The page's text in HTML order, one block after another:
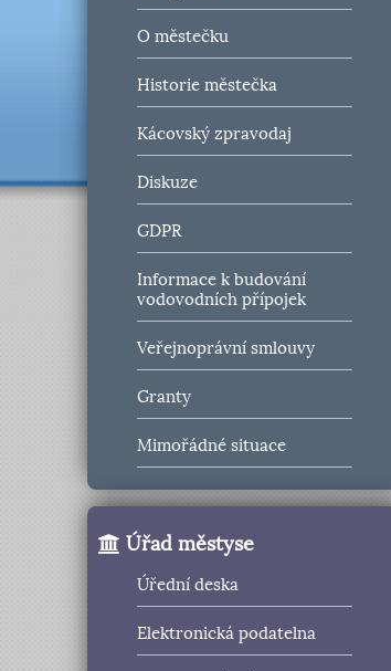
O městečku
Historie městečka
Kácovský zpravodaj
Diskuze
GDPR
Informace k budování
vodovodních přípojek
Veřejnoprávní smlouvy
Granty
Mimořádné situace
Úřad městyse
Úřední deska
Elektronická podatelna